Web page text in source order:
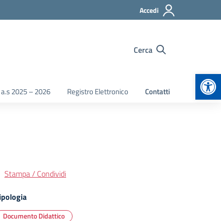
Accedi
Cerca
2025 – 2026 Registro Elettronico Contatti
Stampa / Condividi
Documento Didattico